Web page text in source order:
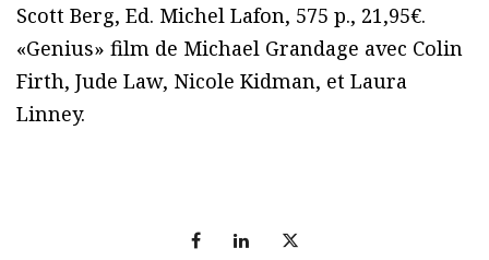
Scott Berg, Ed. Michel Lafon, 575 p., 21,95€.
«Genius» film de Michael Grandage avec Colin
Firth, Jude Law, Nicole Kidman, et Laura
Linney.